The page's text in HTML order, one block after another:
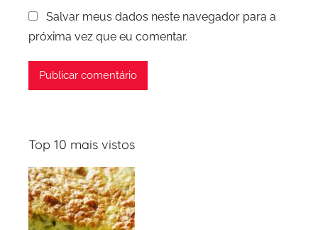
Salvar meus dados neste navegador para a
próxima vez que eu comentar.
Top 10 mais vistos